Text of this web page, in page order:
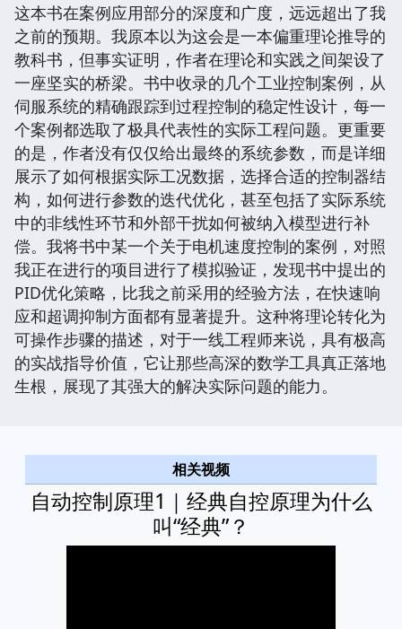
这本书在案例应用部分的深度和广度，远远超出了我
之前的预期。我原本以为这会是一本偏重理论推导的
教科书，但事实证明，作者在理论和实践之间架设了
一座坚实的桥梁。书中收录的几个工业控制案例，从
伺服系统的精确跟踪到过程控制的稳定性设计，每一
个案例都选取了极具代表性的实际工程问题。更重要
的是，作者没有仅仅给出最终的系统参数，而是详细
展示了如何根据实际工况数据，选择合适的控制器结
构，如何进行参数的迭代优化，甚至包括了实际系统
中的非线性环节和外部干扰如何被纳入模型进行补
偿。我将书中某一个关于电机速度控制的案例，对照
我正在进行的项目进行了模拟验证，发现书中提出的
PID优化策略，比我之前采用的经验方法，在快速响
应和超调抑制方面都有显著提升。这种将理论转化为
可操作步骤的描述，对于一线工程师来说，具有极高
的实战指导价值，它让那些高深的数学工具真正落地
生根，展现了其强大的解决实际问题的能力。
相关视频
自动控制原理1｜经典自控原理为什么
叫“经典”？